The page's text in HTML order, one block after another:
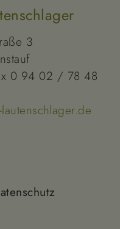
3
0 94 02 / 78 48